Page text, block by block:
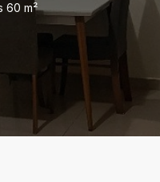
60 m²